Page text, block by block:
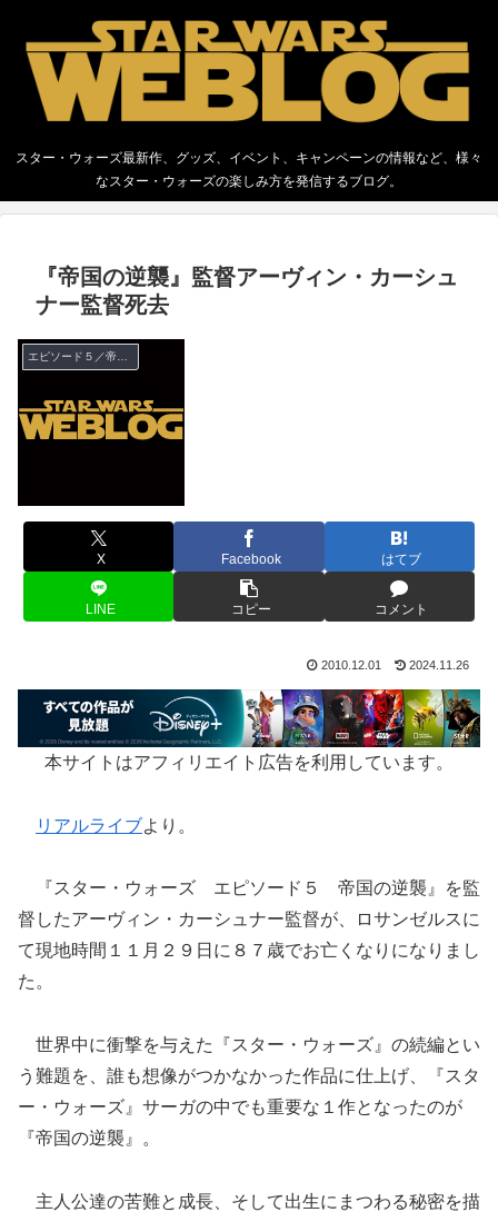
スター・ウォーズ最新作、グッズ、イベント、キャンペーンの情報など、様々
なスター・ウォーズの楽しみ方を発信するブログ。
『帝国の逆襲』監督アーヴィン・カーシュ
ナー監督死去
X Facebook はてブ
LINE コピー コメント
2010.12.01 2024.11.26
本サイトはアフィリエイト広告を利用しています。
リアルライブより。
『スター・ウォーズ エピソード５ 帝国の逆襲』を監
督したアーヴィン・カーシュナー監督が、ロサンゼルスに
て現地時間１１月２９日に８７歳でお亡くなりになりまし
た。
世界中に衝撃を与えた『スター・ウォーズ』の続編とい
う難題を、誰も想像がつかなかった作品に仕上げ、『スタ
ー・ウォーズ』サーガの中でも重要な１作となったのが
『帝国の逆襲』。
主人公達の苦難と成長、そして出生にまつわる秘密を描